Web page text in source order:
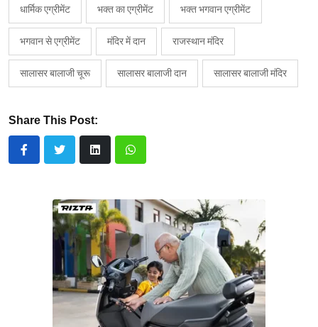
धार्मिक एग्रीमेंट भक्त का एग्रीमेंट भक्त भगवान एग्रीमेंट
भगवान से एग्रीमेंट मंदिर में दान राजस्थान मंदिर
सालासर बालाजी चूरू सालासर बालाजी दान सालासर बालाजी मंदिर
Share This Post: